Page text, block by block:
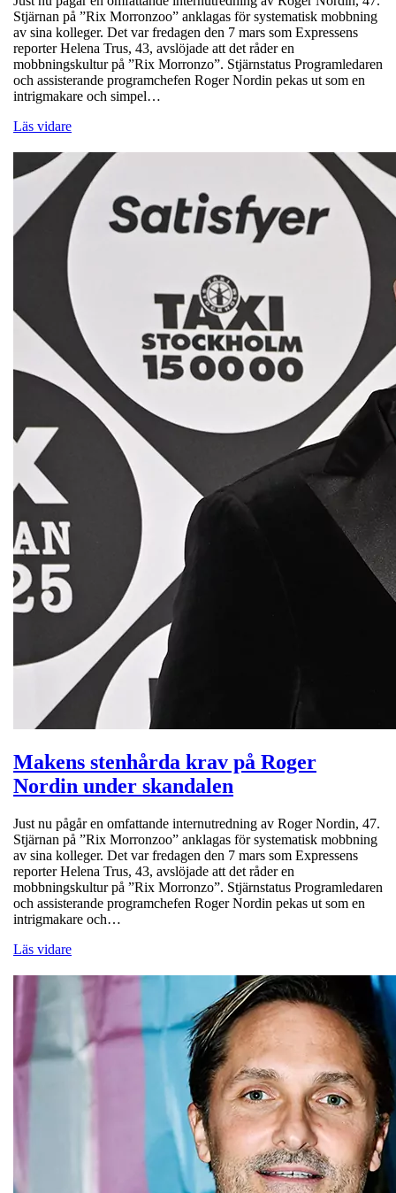
Stjärnan på ”Rix Morronzoo” anklagas för systematisk mobbning
av sina kolleger. Det var fredagen den 7 mars som Expressens
reporter Helena Trus, 43, avslöjade att det råder en
mobbningskultur på ”Rix Morronzo”. Stjärnstatus Programledaren
och assisterande programchefen Roger Nordin pekas ut som en
intrigmakare och simpel…
Läs vidare
Makens stenhårda krav på Roger
Nordin under skandalen
Just nu pågår en omfattande internutredning av Roger Nordin, 47.
Stjärnan på ”Rix Morronzoo” anklagas för systematisk mobbning
av sina kolleger. Det var fredagen den 7 mars som Expressens
reporter Helena Trus, 43, avslöjade att det råder en
mobbningskultur på ”Rix Morronzo”. Stjärnstatus Programledaren
och assisterande programchefen Roger Nordin pekas ut som en
intrigmakare och…
Läs vidare